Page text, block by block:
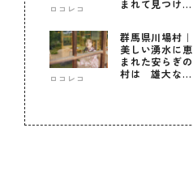
ロコレコ
まれて見つけ
ロコレコ
群馬県川場村｜
美しい湧水に恵
まれた安らぎの
村は 雄大な自